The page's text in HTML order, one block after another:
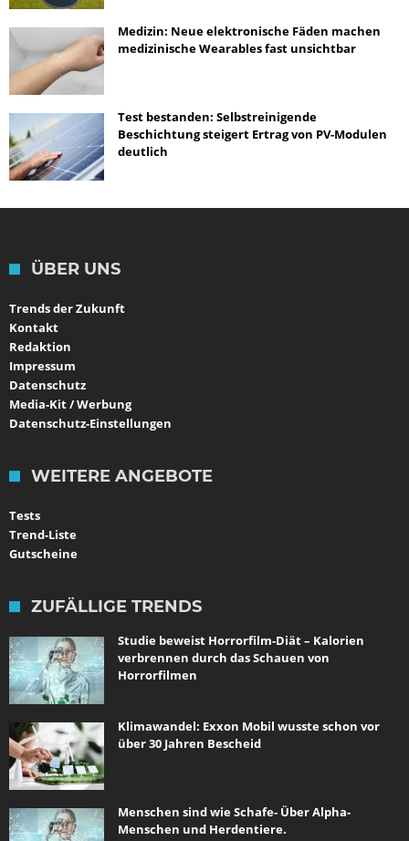
Medizin: Neue elektronische Fäden machen
medizinische Wearables fast unsichtbar
Test bestanden: Selbstreinigende
Beschichtung steigert Ertrag von PV-Modulen
deutlich
ÜBER UNS
Trends der Zukunft
Kontakt
Redaktion
Impressum
Datenschutz
Media-Kit / Werbung
Datenschutz-Einstellungen
WEITERE ANGEBOTE
Tests
Trend-Liste
Gutscheine
ZUFÄLLIGE TRENDS
Studie beweist Horrorfilm-Diät – Kalorien
verbrennen durch das Schauen von
Horrorfilmen
Klimawandel: Exxon Mobil wusste schon vor
über 30 Jahren Bescheid
Menschen sind wie Schafe- Über Alpha-
Menschen und Herdentiere.